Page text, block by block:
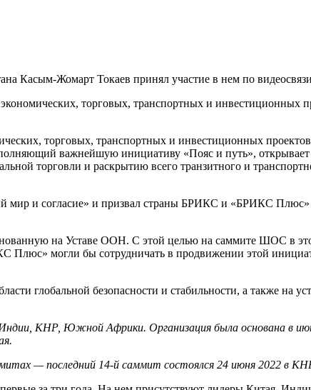
Жомарт Токаев принял участие в нем по
торговых, транспортных и
торговых, транспортных и инвестиционных
важнейшую инициативу «Пояс и путь», открывает
торговли и раскрытию всего транзитного и
мир и согласие» и призвал страны БРИКС и «БРИКС
на Уставе ООН. С этой целью на саммите ШОС в
могли бы сотрудничать в продвижении этой
глобальной безопасности и стабильности, а также на
КНР, Южной Африки. Организация была основана в
— последний 14-й саммит состоялся 24 июня 2022 в